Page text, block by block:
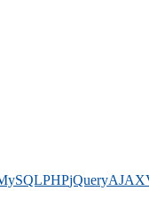
PHPjQueryAJAX